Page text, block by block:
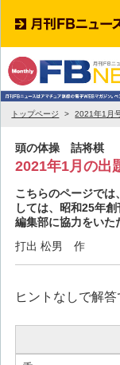
トップページ 2021年1月
頭の体操 詰将棋
2021年1月の出
こちらのページでは
しては、昭和25年
編集部に協力をいた
打出 松男 作
ヒントなしで解答